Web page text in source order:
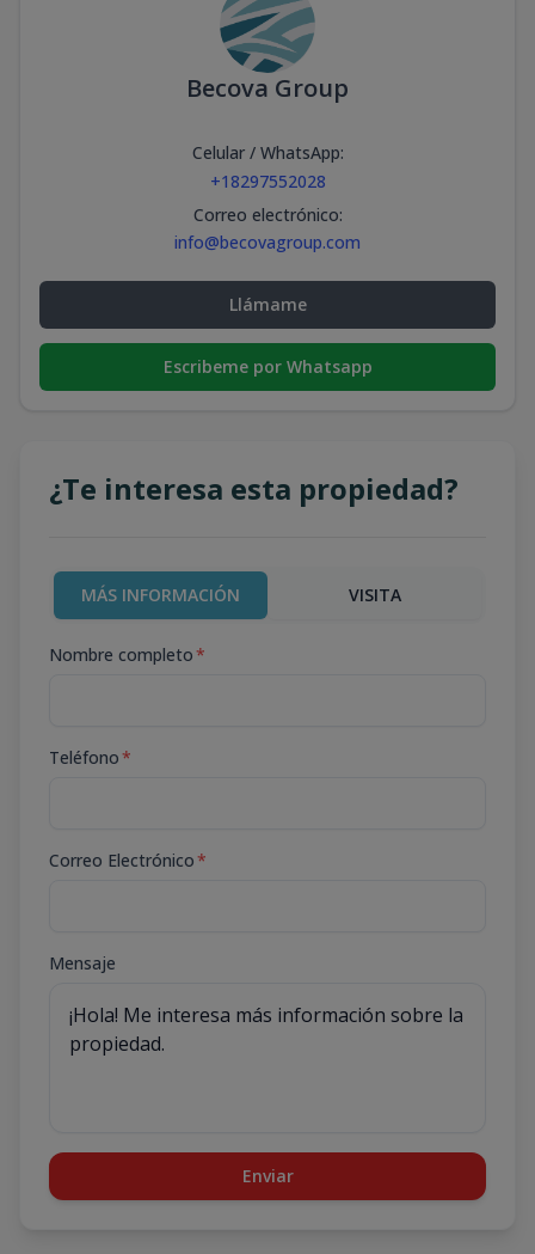
Becova Group
Celular / WhatsApp:
+18297552028
Correo electrónico:
info@becovagroup.com
Llámame
Escribeme por Whatsapp
¿Te interesa esta propiedad?
MÁS INFORMACIÓN VISITA
Nombre completo*
Teléfono*
Correo Electrónico*
Mensaje
Enviar